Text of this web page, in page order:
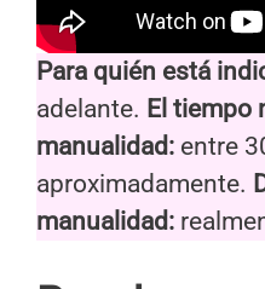
Para quién está
adelante. El tiempo
manualidad: entre
aproximadamente.
manualidad: